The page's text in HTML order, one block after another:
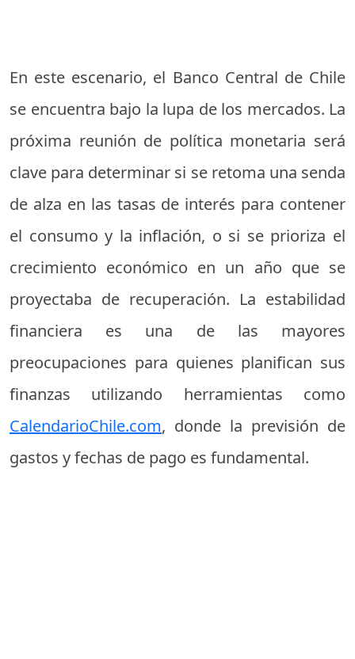
En este escenario, el Banco Central de Chile
se encuentra bajo la lupa de los mercados. La
próxima reunión de política monetaria será
clave para determinar si se retoma una senda
de alza en las tasas de interés para contener
el consumo y la inflación, o si se prioriza el
crecimiento económico en un año que se
proyectaba de recuperación. La estabilidad
financiera es una de las mayores
preocupaciones para quienes planifican sus
finanzas utilizando herramientas como
CalendarioChile.com, donde la previsión de
gastos y fechas de pago es fundamental.